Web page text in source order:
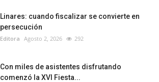
Linares: cuando fiscalizar se convierte en
persecución
Editora Agosto 2, 2026 292
Con miles de asistentes disfrutando
comenzó la XVI Fiesta...